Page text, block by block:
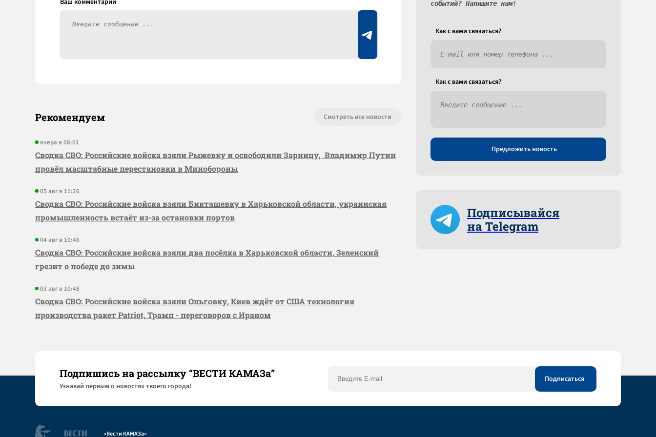
Рекомендуем Смотреть все новости
вчера в 08:01
Сводка СВО: Российские войска взяли Рыжевку и освободили Зарницу, Владимир Путин
провёл масштабные перестановки в Минобороны
05 авг в 11:26
Сводка СВО: Российские войска взяли Бикташевку в Харьковской области, украинская
промышленность встаёт из-за остановки портов
04 авг в 10:46
Сводка СВО: Российские войска взяли два посёлка в Харьковской области, Зеленский
грезит о победе до зимы
03 авг в 10:48
Сводка СВО: Российские войска взяли Ольговку, Киев ждёт от США технология
производства ракет Patriot, Трамп - переговоров с Ираном
событий? Напишите нам!
Как c вами связаться?
Как c вами связаться?
Предложить новость
Подписывайся
на Telegram
Подпишись на рассылку “ВЕСТИ КАМАЗа”
Узнaвай первым о новостях твоего города!
«Вести КАМАЗа»